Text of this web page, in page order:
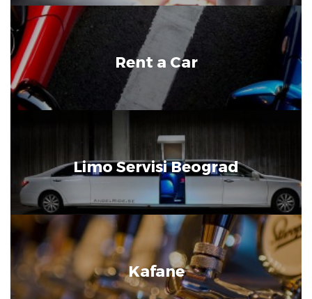
Rent a Car
Limo Servisi Beograd
Kafane